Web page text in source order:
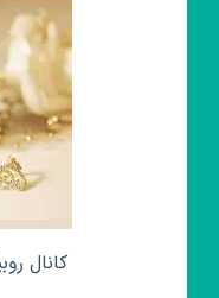
کانال